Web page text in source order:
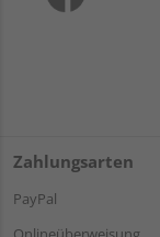
Zahlungsarten
PayPal